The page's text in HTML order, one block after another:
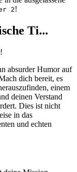
2!
Ti...
absurder Humor auf
dich bereit, es
einem
deinen Verstand
Dies ist nicht
in das
und echten